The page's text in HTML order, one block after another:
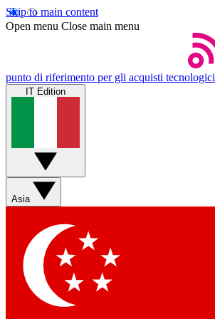
Skip to main content
Open menu Close main menu
punto di riferimento per gli acquisti tecnologici
IT Edition
Asia